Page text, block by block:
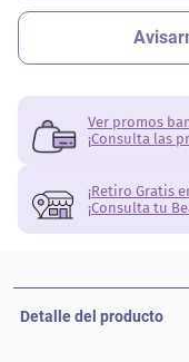
Ver promos
¡Consulta las
¡Retiro Gratis
¡Consulta tu
Detalle del producto